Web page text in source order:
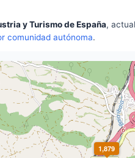
y Turismo de España,
comunidad autónoma.
1,879